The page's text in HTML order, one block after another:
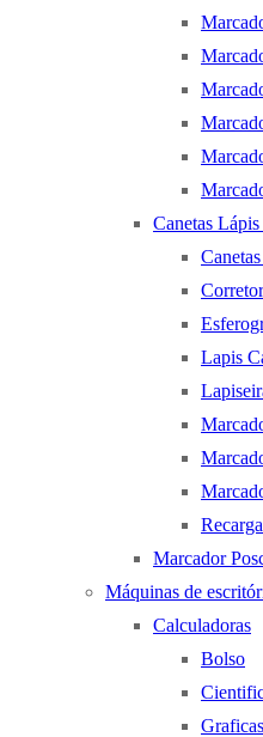
Canetas
Lapis
Marcador
Máquinas de
Calculadoras
Bolso
Graficas